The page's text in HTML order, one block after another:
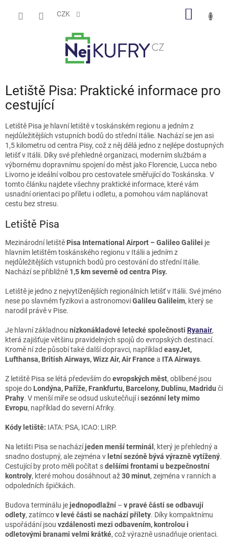
CZK
Letiště Pisa: Praktické informace pro
cestující
Letiště Pisa je hlavní letiště v toskánském regionu a jedním z
nejdůležitějších vstupních bodů do střední Itálie. Nachází se jen asi
1,5 kilometru od centra Pisy, což z něj dělá jedno z nejlépe dostupných
letišť v Itálii. Díky své přehledné organizaci, moderním službám a
výbornému dopravnímu spojení do měst jako Florencie, Lucca nebo
Livorno je ideální volbou pro cestovatele směřující do Toskánska. V
tomto článku najdete všechny praktické informace, které vám
usnadní orientaci po příletu i odletu, a pomohou vám naplánovat
cestu bez stresu.
Letiště Pisa
Mezinárodní letiště Pisa International Airport – Galileo Galilei je
hlavním letištěm toskánského regionu v Itálii a jedním z
nejdůležitějších vstupních bodů pro cestování do střední Itálie.
Nachází se přibližně 1,5 km severně od centra Pisy.
Letiště je jedno z nejvytíženějších regionálních letišť v Itálii. Své jméno
nese po slavném fyzikovi a astronomoviGalileu Galileim, který se
narodil právě v Pise.
Je hlavní základnou nízkonákladové letecké společnosti Ryanair,
která zajišťuje většinu pravidelných spojů do evropských destinací.
Kromě ní zde působí také další dopravci, například easyJet,
Lufthansa, British Airways, Wizz Air, Air Francea ITA Airways.
Z letiště Pisa se létá především doevropských měst, oblíbené jsou
spoje do Londýna, Paříže, Frankfurtu, Barcelony, Dublinu, Madridu či
Prahy. V menší míře se odsud uskutečňují isezónní lety mimo
Evropu, například do severní Afriky.
Kódy letiště: IATA: PSA, ICAO: LIRP.
Na letišti Pisa se nacházíjeden menší terminál , který je přehledný a
snadno dostupný, ale zejména v letní sezóně bývá výrazně vytížený.
Cestující by proto měli počítat sdelšími frontami u bezpečnostní
kontroly, které mohou dosáhnout až30 minut, zejména v ranních a
odpoledních špičkách.
Budova terminálu jejednopodlažní – v pravé části se odbavují
odlety, zatímcov levé části se nachází přílety. Díky kompaktnímu
uspořádání jsou vzdálenosti mezi odbavením, kontrolou i
odletovými branami velmi krátké, což výrazně usnadňuje orientaci.